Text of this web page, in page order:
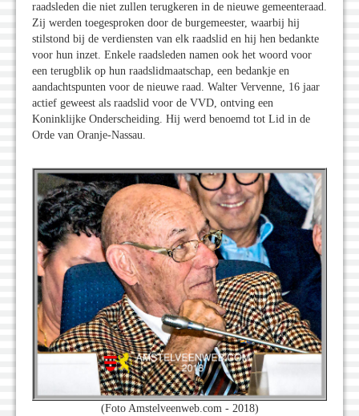
raadsleden die niet zullen terugkeren in de nieuwe gemeenteraad.
Zij werden toegesproken door de burgemeester, waarbij hij
stilstond bij de verdiensten van elk raadslid en hij hen bedankte
voor hun inzet. Enkele raadsleden namen ook het woord voor
een terugblik op hun raadslidmaatschap, een bedankje en
aandachtspunten voor de nieuwe raad. Walter Vervenne, 16 jaar
actief geweest als raadslid voor de VVD, ontving een
Koninklijke Onderscheiding. Hij werd benoemd tot Lid in de
Orde van Oranje-Nassau.
(Foto Amstelveenweb.com - 2018)